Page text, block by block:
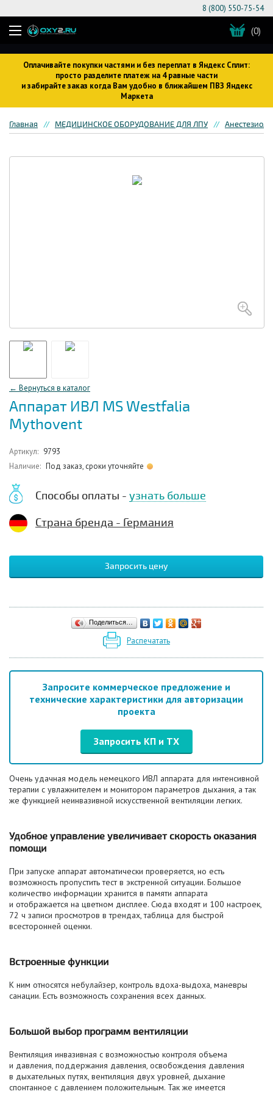
Оплачивайте покупки частями и без переплат в Яндекс Сплит:
просто разделите платеж на 4 равные части
и забирайте заказ когда Вам удобно в ближайшем ПВЗ Яндекс
Маркета
8 (800) 550-75-54
(0)
Главная МЕДИЦИНСКОЕ ОБОРУДОВАНИЕ ДЛЯ ЛПУ
← Вернуться в каталог
Аппарат ИВЛ MS Westfalia
Mythovent
Артикул: 9793
Наличие: Под заказ, сроки уточняйте
Способы оплаты - узнать больше
Страна бренда - Германия
Запросить цену
Поделиться…
Распечатать
Запросите коммерческое предложение и
технические характеристики для авторизации
проекта
Запросить КП и ТХ
Очень удачная модель немецкого ИВЛ аппарата для интенсивной
терапии с увлажнителем и монитором параметров дыхания, а так
же функцией неинвазивной искусственной вентиляции легких.
Удобное управление увеличивает скорость оказания
помощи
При запуске аппарат автоматически проверяется, но есть
возможность пропустить тест в экстренной ситуации. Большое
количество информации хранится в памяти аппарата
и отображается на цветном дисплее. Сюда входят и 100 настроек,
72 ч записи просмотров в трендах, таблица для быстрой
всесторонней оценки.
Встроенные функции
К ним относятся небулайзер, контроль вдоха-выдоха , маневры
санации. Есть возможность сохранения всех данных.
Большой выбор программ вентиляции
Вентиляция инвазивная с возможностью контроля объема
и давления, поддержания давления, освобождения давления
в дыхательных путях, вентиляция двух уровней, дыхание
спонтанное с давлением положительным. Так же имеется